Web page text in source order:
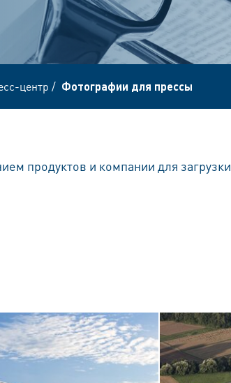
центр / Фотографии для прессы
продуктов и компании для загрузки